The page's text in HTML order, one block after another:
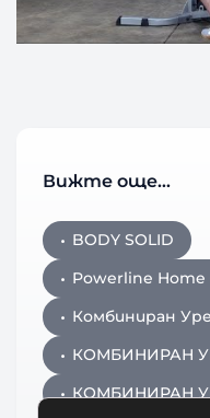
Вижте още…
BODY SOLID
Powerline Home
Комбиниран
КОМБИНИРАН
КОМБИНИРАН